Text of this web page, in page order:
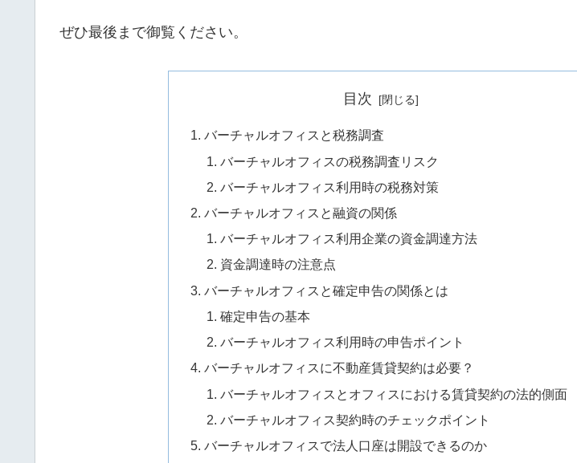
ぜひ最後まで御覧ください。
目次
バーチャルオフィスと税務調査
バーチャルオフィスの税務調査リスク
バーチャルオフィス利用時の税務対策
バーチャルオフィスと融資の関係
バーチャルオフィス利用企業の資金調達方法
資金調達時の注意点
バーチャルオフィスと確定申告の関係とは
確定申告の基本
バーチャルオフィス利用時の申告ポイント
バーチャルオフィスに不動産賃貸契約は必要？
バーチャルオフィスとオフィスにおける賃貸契約の法的側面
バーチャルオフィス契約時のチェックポイント
バーチャルオフィスで法人口座は開設できるのか